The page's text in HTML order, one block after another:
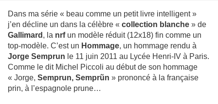
Dans ma série « beau comme un petit livre intelligent »
j’en décline un dans la célèbre « collection blanche » de
Gallimard , la nrfun modèle réduit (12x18) fin comme un
top-modèle. C’est un Hommage, un hommage rendu à
Jorge Semprun le 11 juin 2011 au Lycée Henri-IV à Paris.
Comme le dit Michel Piccoli au début de son hommage
« Jorge, Semprun, Semprũn » prononcé à la française
prin, à l’espagnole prune…